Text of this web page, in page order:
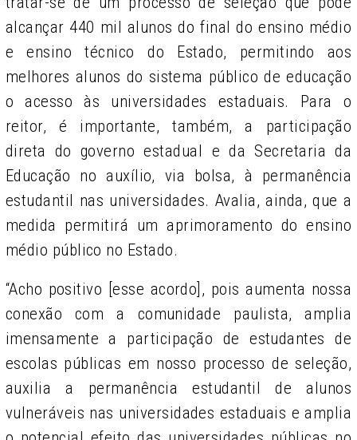
alcançar 440 mil alunos do final do ensino médio
e ensino técnico do Estado, permitindo aos
melhores alunos do sistema público de educação
o acesso às universidades estaduais. Para o
reitor, é importante, também, a participação
direta do governo estadual e da Secretaria da
Educação no auxílio, via bolsa, à permanência
estudantil nas universidades. Avalia, ainda, que a
medida permitirá um aprimoramento do ensino
médio público no Estado.
“Acho positivo [esse acordo], pois aumenta nossa
conexão com a comunidade paulista, amplia
imensamente a participação de estudantes de
escolas públicas em nosso processo de seleção,
auxilia a permanência estudantil de alunos
vulneráveis nas universidades estaduais e amplia